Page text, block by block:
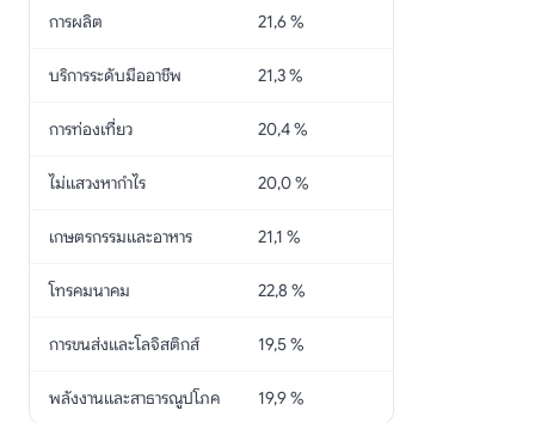
การผลิต 21,6 %
บริการระดับมืออาชีพ 21,3 %
การท่องเที่ยว 20,4 %
ไม่แสวงหากำไร 20,0 %
เกษตรกรรมและอาหาร 21,1 %
โทรคมนาคม 22,8 %
การขนส่งและโลจิสติกส์ 19,5 %
พลังงานและสาธารณูปโภค 19,9 %